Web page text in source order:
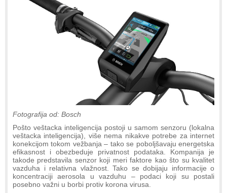
Fotografija od: Bosch
Pošto veštacka inteligencija postoji u samom senzoru (lokalna
veštacka inteligencija), više nema nikakve potrebe za internet
konekcijom tokom vežbanja – tako se poboljšavaju energetska
efikasnost i obezbeduje privatnost podataka. Kompanija je
takode predstavila senzor koji meri faktore kao što su kvalitet
vazduha i relativna vlažnost. Tako se dobijaju informacije o
koncentraciji aerosola u vazduhu – podaci koji su postali
posebno važni u borbi protiv korona virusa.